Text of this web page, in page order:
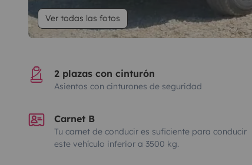
Ver todas las fotos
2 plazas con cinturón
Asientos con cinturones de seguridad
Carnet B
Tu carnet de conducir es suficiente para conducir
este vehículo inferior a 3500 kg.